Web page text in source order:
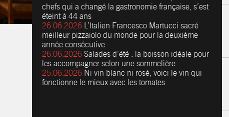
chefs qui a changé la gastronomie française, s’est
éteint à 44 ans
26.06.2026 L’Italien Francesco Martucci sacré
meilleur pizzaiolo du monde pour la deuxième
année consécutive
26.06.2026 Salades d’été : la boisson idéale pour
les accompagner selon une sommelière
25.06.2026 Ni vin blanc ni rosé, voici le vin qui
fonctionne le mieux avec les tomates